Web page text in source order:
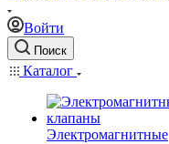
Войти
Поиск
Каталог
Электромагнитные